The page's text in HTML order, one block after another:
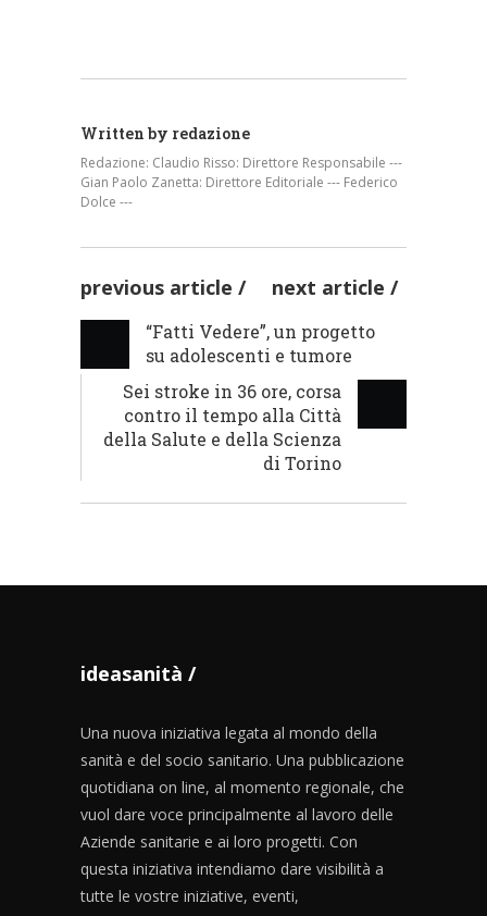
Written by redazione
Redazione: Claudio Risso: Direttore Responsabile ---
Gian Paolo Zanetta: Direttore Editoriale --- Federico
Dolce ---
previous article next article
“Fatti Vedere”, un progetto
su adolescenti e tumore
Sei stroke in 36 ore, corsa
contro il tempo alla Città
della Salute e della Scienza
di Torino
ideasanità
Una nuova iniziativa legata al mondo della
sanità e del socio sanitario. Una pubblicazione
quotidiana on line, al momento regionale, che
vuol dare voce principalmente al lavoro delle
Aziende sanitarie e ai loro progetti. Con
questa iniziativa intendiamo dare visibilità a
tutte le vostre iniziative, eventi,